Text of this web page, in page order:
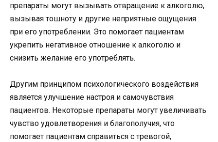
препараты могут вызывать отвращение к алкоголю,
вызывая тошноту и другие неприятные ощущения
при его употреблении. Это помогает пациентам
укрепить негативное отношение к алкоголю и
снизить желание его употреблять.
Другим принципом психологического воздействия
является улучшение настроя и самочувствия
пациентов. Некоторые препараты могут увеличивать
чувство удовлетворения и благополучия, что
помогает пациентам справиться с тревогой,